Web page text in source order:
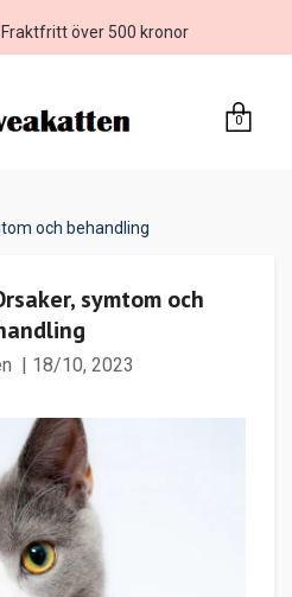
Fraktfritt över 500 kronor
0
och behandling
symtom och
18/10, 2023